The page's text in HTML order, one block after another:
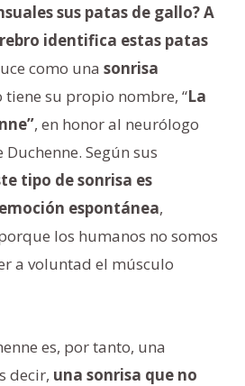
sus patas de gallo? A
identifica estas patas
como una sonrisa
tiene su propio nombre, “La
, en honor al neurólogo
Según sus
tipo de sonrisa es
espontánea,
los humanos no somos
a voluntad el músculo
es, por tanto, una
decir, una sonrisa que no